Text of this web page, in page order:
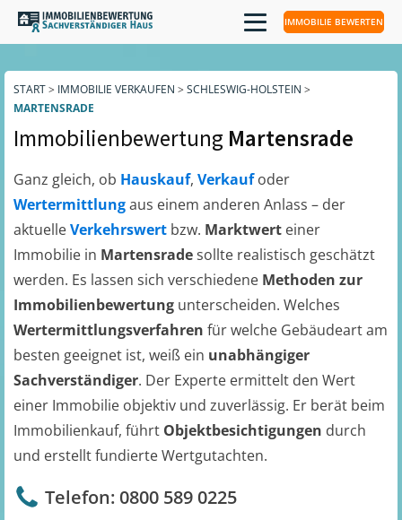
IMMOBILIE BEWERTEN
START> IMMOBILIE VERKAUFEN > SCHLESWIG-HOLSTEIN >
MARTENSRADE
Immobilienbewertung Martensrade
Ganz gleich, ob Hauskauf, Verkaufoder
Wertermittlungaus einem anderen Anlass – der
aktuelleVerkehrswert bzw. Marktwert einer
Immobilie in Martensradesollte realistisch geschätzt
werden. Es lassen sich verschiedene Methoden zur
Immobilienbewertung unterscheiden. Welches
Wertermittlungsverfahren für welche Gebäudeart am
besten geeignet ist, weiß ein unabhängiger
Sachverständiger. Der Experte ermittelt den Wert
einer Immobilie objektiv und zuverlässig. Er berät beim
Immobilienkauf, führt Objektbesichtigungen durch
und erstellt fundierte Wertgutachten.
Telefon: 0800 589 0225